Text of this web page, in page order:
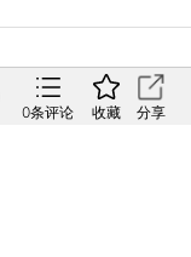
0条评论 收藏 分享